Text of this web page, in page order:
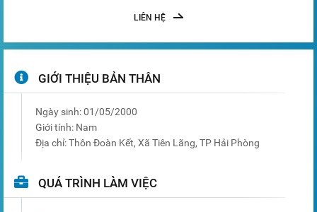
LIÊN HỆ
GIỚI THIỆU BẢN THÂN
Ngày sinh:01/05/2000
Giới tính: Nam
Địa chỉ:Thôn Đoàn Kết, Xã Tiên Lãng, TP Hải Phòng
QUÁ TRÌNH LÀM VIỆC